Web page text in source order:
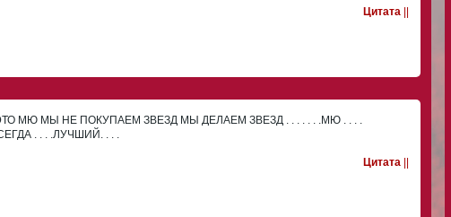
Цитата ||
МЮ МЫ НЕ ПОКУПАЕМ ЗВЕЗД МЫ ДЕЛАЕМ ЗВЕЗД . . . . . . .МЮ . . . .
. . . .ЛУЧШИЙ. . . .
Цитата ||